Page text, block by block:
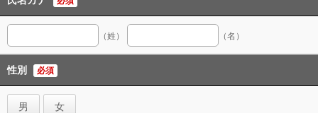
（姓） （名）
性別 必須
男 女